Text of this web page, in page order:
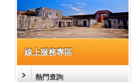
線上服務專區
熱門查詢